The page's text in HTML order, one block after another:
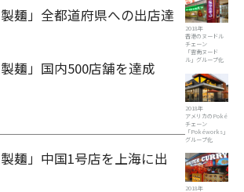
製麺」全都道府県への出店達
製麺」国内500店舗を達成
製麺」中国1号店を上海に出
2018年
香港のヌードル
チェーン
「雲南ヌード
ル」グループ化
2018年
アメリカのPoké
チェーン
「Pokéworks」
グループ化
2018年